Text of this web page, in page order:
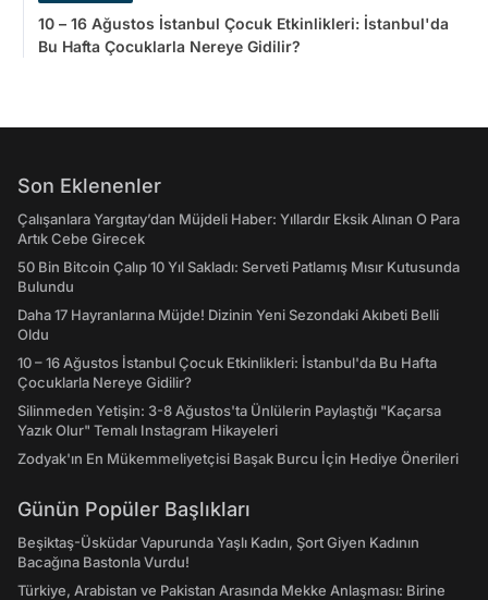
10 – 16 Ağustos İstanbul Çocuk Etkinlikleri: İstanbul'da
Bu Hafta Çocuklarla Nereye Gidilir?
Son Eklenenler
Çalışanlara Yargıtay’dan Müjdeli Haber: Yıllardır Eksik Alınan O Para
Artık Cebe Girecek
50 Bin Bitcoin Çalıp 10 Yıl Sakladı: Serveti Patlamış Mısır Kutusunda
Bulundu
Daha 17 Hayranlarına Müjde! Dizinin Yeni Sezondaki Akıbeti Belli
Oldu
10 – 16 Ağustos İstanbul Çocuk Etkinlikleri: İstanbul'da Bu Hafta
Çocuklarla Nereye Gidilir?
Silinmeden Yetişin: 3-8 Ağustos'ta Ünlülerin Paylaştığı "Kaçarsa
Yazık Olur" Temalı Instagram Hikayeleri
Zodyak'ın En Mükemmeliyetçisi Başak Burcu İçin Hediye Önerileri
Günün Popüler Başlıkları
Beşiktaş-Üsküdar Vapurunda Yaşlı Kadın, Şort Giyen Kadının
Bacağına Bastonla Vurdu!
Türkiye, Arabistan ve Pakistan Arasında Mekke Anlaşması: Birine